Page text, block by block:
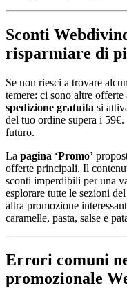
Sconti
risparmiare di
Se non riesci a trovare
temere: ci sono altre
spedizione gratuita si
del tuo ordine supera i
futuro.
La pagina ‘Promo’
offerte principali. Il
sconti imperdibili per una
esplorare tutte le sezioni
altra promozione
caramelle, pasta, salse e
Errori comuni
promozionale